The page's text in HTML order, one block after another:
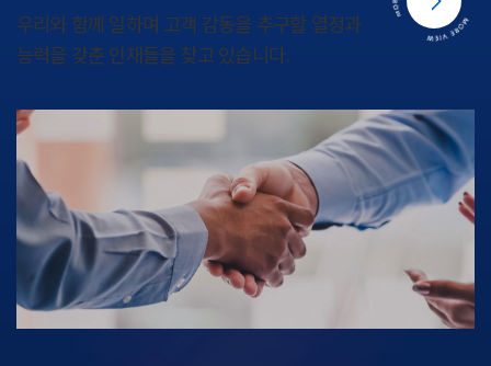
우리와 함께 일하며 고객 감동을 추구할 열정과
능력을 갖춘 인재들을 찾고 있습니다.